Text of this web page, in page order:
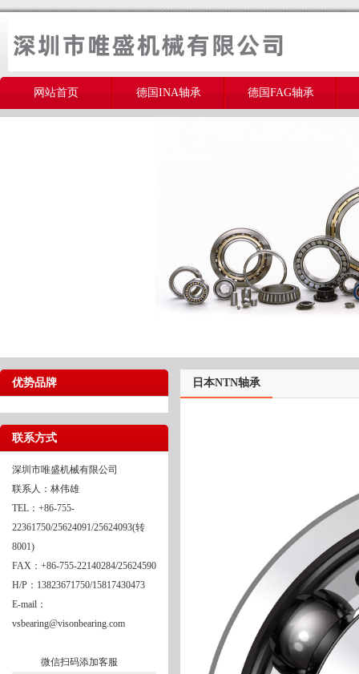
网站首页 德国INA轴承 德国FAG轴承
优势品牌
联系方式
深圳市唯盛机械有限公司
联系人：林伟雄
TEL：+86-755-
22361750/25624091/25624093(转
8001)
FAX：+86-755-22140284/25624590
H/P：13823671750/15817430473
E-mail：
vsbearing@visonbearing.com
微信扫码添加客服
日本NTN轴承